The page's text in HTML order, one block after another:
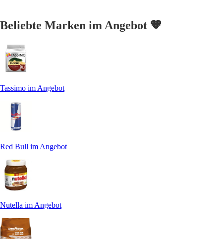
Beliebte Marken im Angebot 🧡
Tassimo im Angebot
Red Bull im Angebot
Nutella im Angebot